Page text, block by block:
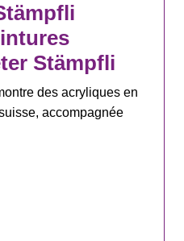
Stämpfli
des acryliques en
accompagnée